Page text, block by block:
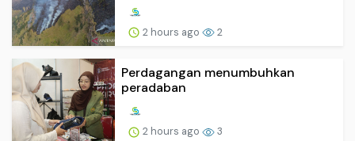
2 hours ago 2
Perdagangan menumbuhkan
peradaban
2 hours ago 3